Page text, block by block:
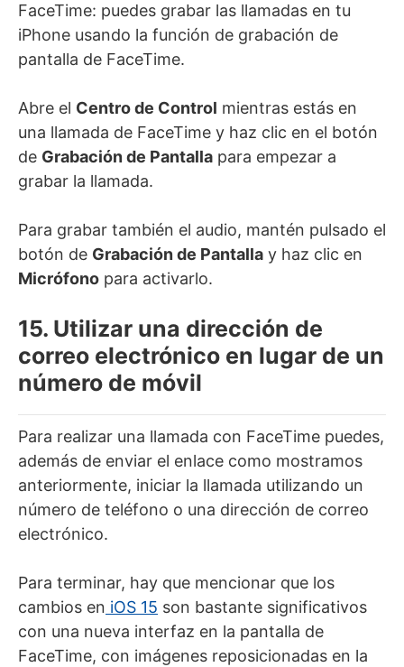
FaceTime: puedes grabar las llamadas en tu
iPhone usando la función de grabación de
pantalla de FaceTime.
Abre el Centro de Control mientras estás en
una llamada de FaceTime y haz clic en el botón
de Grabación de Pantalla para empezar a
grabar la llamada.
Para grabar también el audio, mantén pulsado el
botón de Grabación de Pantalla y haz clic en
Micrófono para activarlo.
15. Utilizar una dirección de
correo electrónico en lugar de un
número de móvil
Para realizar una llamada con FaceTime puedes,
además de enviar el enlace como mostramos
anteriormente, iniciar la llamada utilizando un
número de teléfono o una dirección de correo
electrónico.
Para terminar, hay que mencionar que los
cambios en iOS 15 son bastante significativos
con una nueva interfaz en la pantalla de
FaceTime, con imágenes reposicionadas en la